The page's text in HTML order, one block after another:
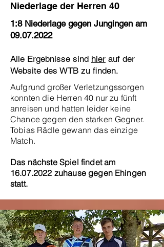
Niederlage der Herren 40
1:8 Niederlage gegen Jungingen am
09.07.2022
Alle Ergebnisse sind hier auf der
Website des WTB zu finden.
Aufgrund großer Verletzungssorgen
konnten die Herren 40 nur zu fünft
anreisen und hatten leider keine
Chance gegen den starken Gegner.
Tobias Rädle gewann das einzige
Match.
Das nächste Spiel findet am
16.07.2022 zuhause gegen Ehingen
statt.